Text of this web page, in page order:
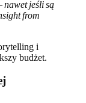
nawet jeśli są
from
i
budżet.